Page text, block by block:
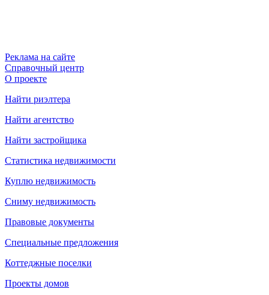
Реклама на сайте
Справочный центр
О проекте
Найти риэлтера
Найти агентство
Найти застройщика
Статистика недвижимости
Куплю недвижимость
Сниму недвижимость
Правовые документы
Специальные предложения
Коттеджные поселки
Проекты домов